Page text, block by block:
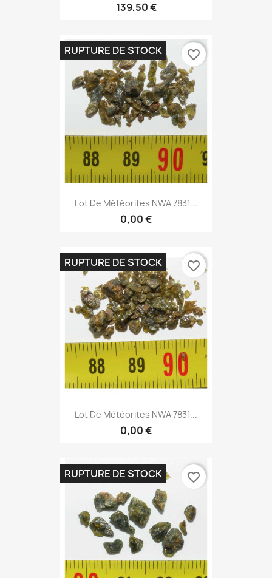
139,50 €
Lot De Météorites NWA 7831...
0,00 €
RUPTURE DE STOCK favorite_border
Lot De Météorites NWA 7831...
0,00 €
RUPTURE DE STOCK favorite_border
RUPTURE DE STOCK favorite_border